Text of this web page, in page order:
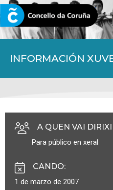
INFORMACIÓN
CORUNA.GAL
A QUEN VAI
Para público en xeral
CANDO:
1 de marzo de 2007